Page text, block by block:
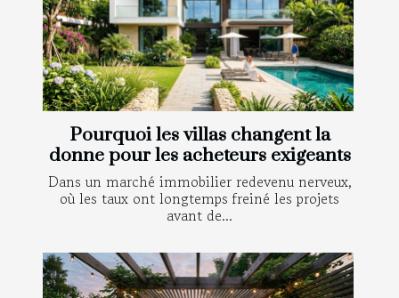
Pourquoi les villas changent la
donne pour les acheteurs exigeants
Dans un marché immobilier redevenu nerveux,
où les taux ont longtemps freiné les projets
avant de...